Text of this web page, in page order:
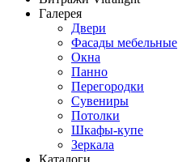
Галерея
Двери
Фасады мебельные
Окна
Панно
Перегородки
Сувениры
Потолки
Шкафы-купе
Зеркала